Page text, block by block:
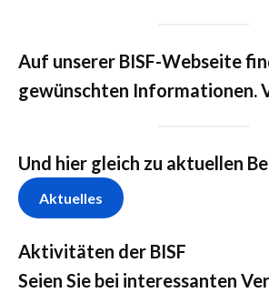
Auf unserer BISF-Webseite
gewünschten Informationen.
Und hier gleich zu aktuellen
Aktuelles
Aktivitäten der BISF
Seien Sie bei interessanten